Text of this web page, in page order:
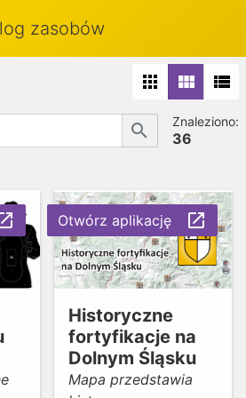
zasobów
apps view_module view_list
search Znaleziono:
36
Historyczne
fortyfikacje na
Dolnym Śląsku
Mapa przedstawia
Otwórz aplikację launch